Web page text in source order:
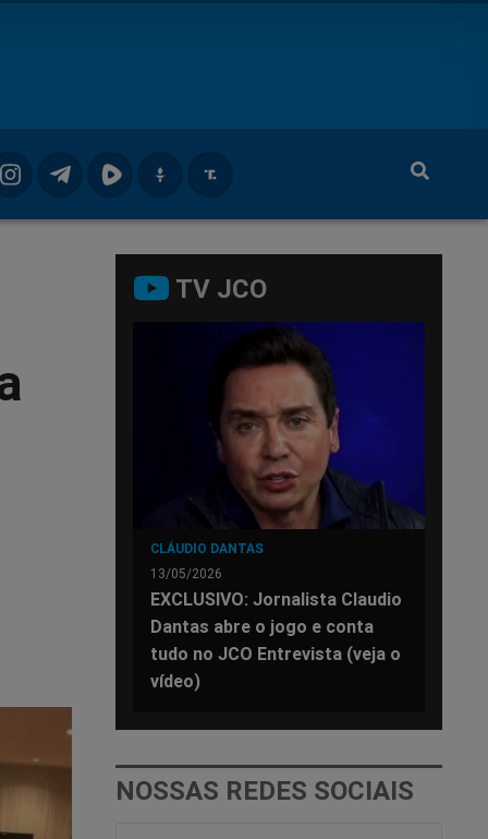
TV JCO
CLÁUDIO DANTAS
13/05/2026
EXCLUSIVO: Jornalista Claudio
Dantas abre o jogo e conta
tudo no JCO Entrevista (veja o
vídeo)
NOSSAS REDES SOCIAIS